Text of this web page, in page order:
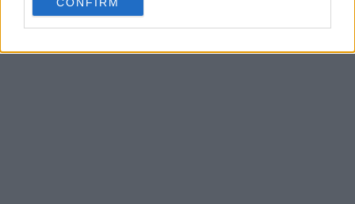
preferenze in qualsiasi momento ritornando su questo sito o
consultando la nostrainformativa sulla riservatezza.